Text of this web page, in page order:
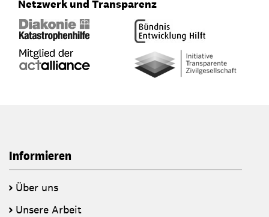
Netzwerk und Transparenz
Informieren
Über uns
Unsere Arbeit